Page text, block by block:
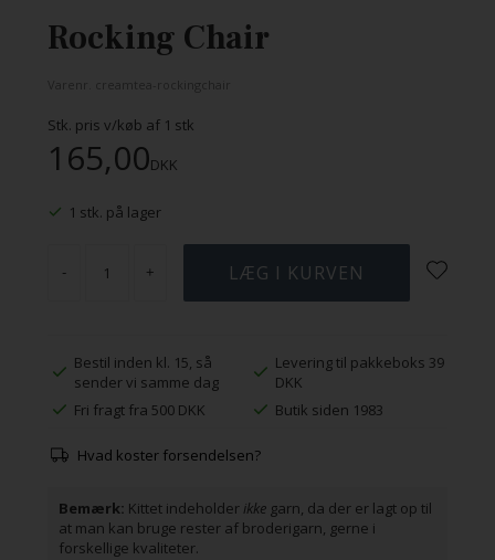
Rocking Chair
creamtea-rockingchair
Stk. pris v/køb af 1 stk
165,00DKK
1 stk. på lager
- +
Bestil inden kl. 15, så
sender vi samme dag
Levering til pakkeboks 39
DKK
Fri fragt fra 500 DKK
Butik siden 1983
Hvad koster forsendelsen?
Bemærk: Kittet indeholder ikke garn, da der er lagt op til
at man kan bruge rester af broderigarn, gerne i
forskellige kvaliteter.